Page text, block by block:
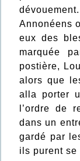
Annonéens
eux des
marquée
postière,
alors que
alla porter
l’ordre de
dans un
gardé par
ils purent se